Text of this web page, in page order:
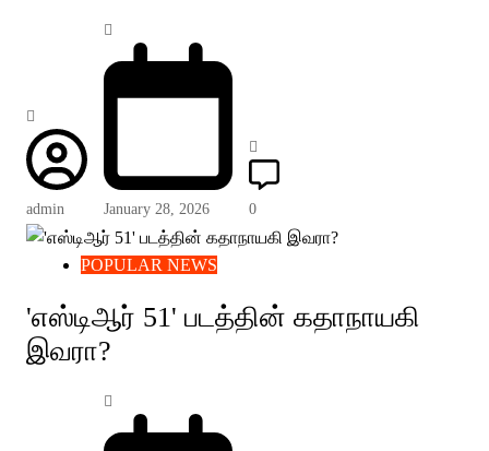
admin January 28, 2026 0
POPULAR NEWS
'எஸ்டிஆர் 51' படத்தின் கதாநாயகி
இவரா?